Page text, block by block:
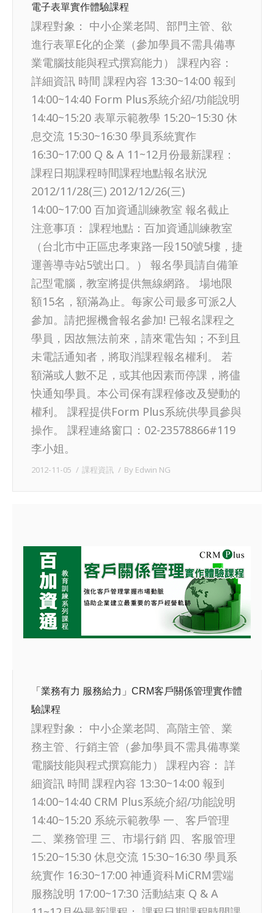
電子表單實作體驗課程
課程對象： 中小企業老闆、部門主管、欲
進行表單E化的企業（參加學員不需具備專
業電腦技能與程式撰寫能力） 課程內容：
詳細資訊 時間 課程內容 13:30~14:00 報到
14:00~14:40 Form Plus系統介紹/功能說明
14:40~15:20 表單示範教學 15:20~15:30 休
息交流 15:30~16:30 學員系統實作
16:30~17:00 Q & A 11~12月份最新課程：
課程日期課程時間課程地點報名狀況
2012/11/28(三) 2012/12/26(三)
14:00~17:00 百加資通訓練教室 報名截止
注意事項： 課程地點：百加資通訓練教室
（台北市中正區忠孝東路一段150號5樓，捷
運善導寺站5號出口。） 報名學員請自備筆
記型電腦，教室將提供無線網路。 場地限
額15名，額滿為止。每家公司最多可派2人
參加。請把握機會報名參加! 已報名課程之
學員，因故無法前來，請來電告知；不到且
未電話通知者，將取消課程報名權利。 若
額滿或人數不足，或其他因素而停課，將儘
快通知學員。本公司保有課程修改及變動的
權利。 課程提供Form Plus系統供學員參與
操作。 課程連絡窗口：02-23578866#119
李小姐。
2012-11-05 課程資訊 By Edwin NG
「業務有力 服務給力」CRM客戶關係管理實作體
驗課程
課程對象： 中小企業老闆、高階主管、業
務主管、行銷主管（參加學員不需具備專業
電腦技能與程式撰寫能力） 課程內容： 詳
細資訊 時間 課程內容 13:30~14:00 報到
14:00~14:40 CRM Plus系統介紹/功能說明
14:40~15:20 系統示範教學 一、客戶管理
二、業務管理 三、市場行銷 四、客服管理
15:20~15:30 休息交流 15:30~16:30 學員系
統實作 16:30~17:00 神通資科MiCRM雲端
服務說明 17:00~17:30 活動結束 Q & A